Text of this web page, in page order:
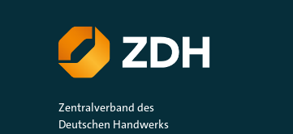
ZUM HAUPTINHALT SPRINGEN
Zentralverband des
Deutschen Handwerks